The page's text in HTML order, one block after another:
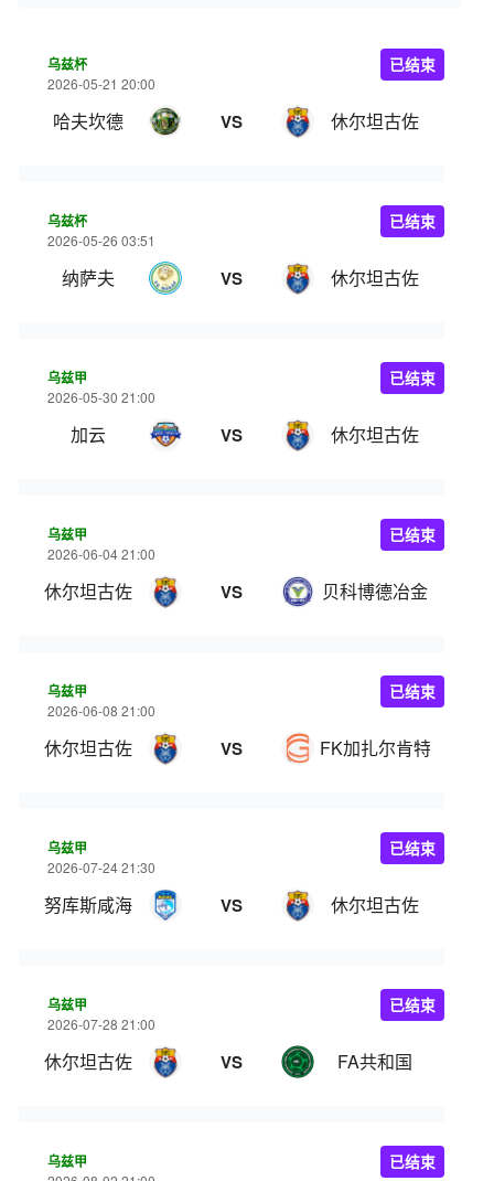
乌兹杯
2026-05-21 20:00
哈夫坎德 VS 休尔坦古佐
已结束
乌兹杯
2026-05-26 03:51
纳萨夫 VS 休尔坦古佐
已结束
乌兹甲
2026-05-30 21:00
加云 VS 休尔坦古佐
已结束
乌兹甲
2026-06-04 21:00
休尔坦古佐 VS 贝科博德冶金
已结束
乌兹甲
2026-06-08 21:00
休尔坦古佐 VS FK加扎尔肯特
已结束
乌兹甲
2026-07-24 21:30
努库斯咸海 VS 休尔坦古佐
已结束
乌兹甲
2026-07-28 21:00
休尔坦古佐 VS FA共和国
已结束
乌兹甲 已结束